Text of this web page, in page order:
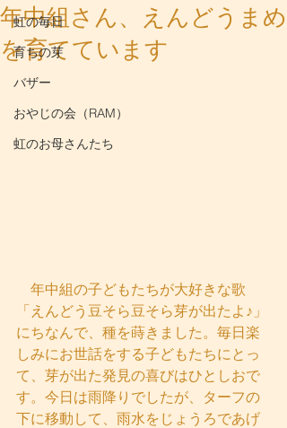
虹の毎日
育ちの芽
バザー
おやじの会（RAM）
虹のお母さんたち
年中組さん、えんどうまめ
を育てています
年中組の子どもたちが大好きな歌
「えんどう豆そら豆そら芽が出たよ♪」
にちなんで、種を蒔きました。毎日楽
しみにお世話をする子どもたちにとっ
て、芽が出た発見の喜びはひとしおで
す。今日は雨降りでしたが、ターフの
下に移動して、雨水をじょうろであげ